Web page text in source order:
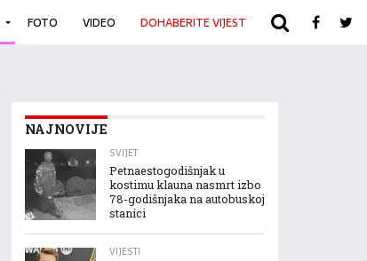
FOTO VIDEO DOHABERITE VIJEST ARHIVA
NAJNOVIJE
SVIJET
Petnaestogodišnjak u
kostimu klauna nasmrt izbo
78-godišnjaka na autobuskoj
stanici
VIJESTI